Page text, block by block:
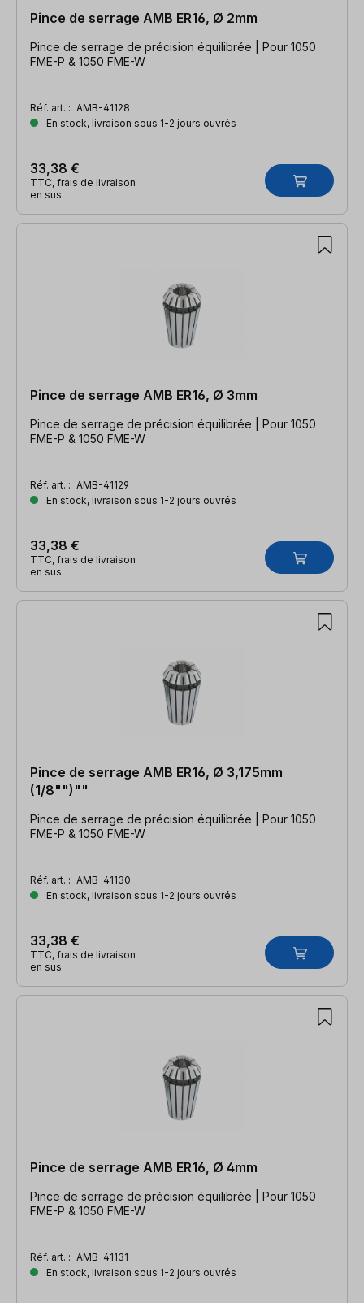
Pince de serrage AMB ER16, Ø 2mm
Pince de serrage de précision équilibrée | Pour 1050
FME-P & 1050 FME-W
Réf. art. : AMB-41128
En stock, livraison sous 1-2 jours ouvrés
33,38 €
TTC, frais de livraison
en sus
Pince de serrage AMB ER16, Ø 3mm
Pince de serrage de précision équilibrée | Pour 1050
FME-P & 1050 FME-W
Réf. art. : AMB-41129
En stock, livraison sous 1-2 jours ouvrés
33,38 €
TTC, frais de livraison
en sus
Pince de serrage AMB ER16, Ø 3,175mm
(1/8"")""
Pince de serrage de précision équilibrée | Pour 1050
FME-P & 1050 FME-W
Réf. art. : AMB-41130
En stock, livraison sous 1-2 jours ouvrés
33,38 €
TTC, frais de livraison
en sus
Pince de serrage AMB ER16, Ø 4mm
Pince de serrage de précision équilibrée | Pour 1050
FME-P & 1050 FME-W
Réf. art. : AMB-41131
En stock, livraison sous 1-2 jours ouvrés